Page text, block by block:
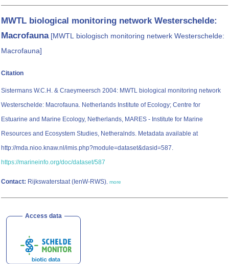
MWTL biological monitoring network Westerschelde:
Macrofauna[MWTL biologisch monitoring netwerk Westerschelde:
Macrofauna]
Citation
Sistermans W.C.H. & Craeymeersch 2004: MWTL biological monitoring network
Westerschelde: Macrofauna. Netherlands Institute of Ecology; Centre for
Estuarine and Marine Ecology, Netherlands, MARES - Institute for Marine
Resources and Ecosystem Studies, Netheralnds. Metadata available at
http://mda.nioo.knaw.nl/imis.php?module=dataset&dasid=587.
https://marineinfo.org/doc/dataset/587
Contact: Rijkswaterstaat (IenW-RWS), more
Access data